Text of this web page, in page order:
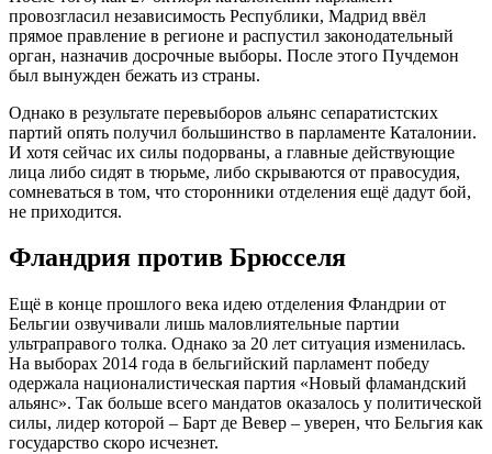
провозгласил независимость Республики, Мадрид ввёл
прямое правление в регионе и распустил законодательный
орган, назначив досрочные выборы. После этого Пучдемон
был вынужден бежать из страны.
Однако в результате перевыборов альянс сепаратистских
партий опять получил большинство в парламенте Каталонии.
И хотя сейчас их силы подорваны, а главные действующие
лица либо сидят в тюрьме, либо скрываются от правосудия,
сомневаться в том, что сторонники отделения ещё дадут бой,
не приходится.
Фландрия против Брюсселя
Ещё в конце прошлого века идею отделения Фландрии от
Бельгии озвучивали лишь маловлиятельные партии
ультраправого толка. Однако за 20 лет ситуация изменилась.
На выборах 2014 года в бельгийский парламент победу
одержала националистическая партия «Новый фламандский
альянс». Так больше всего мандатов оказалось у политической
силы, лидер которой – Барт де Вевер – уверен, что Бельгия как
государство скоро исчезнет.